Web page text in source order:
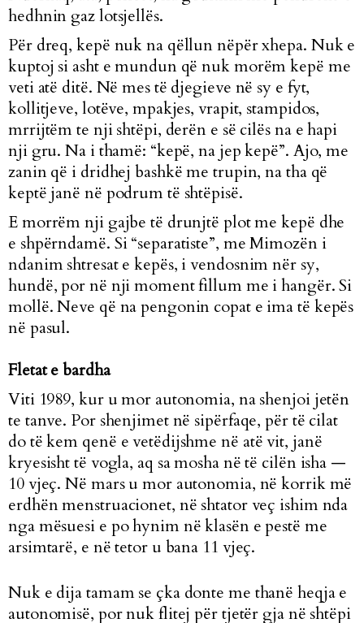
hedhnin gaz lotsjellës.
Për dreq, kepë nuk na qëllun nëpër xhepa. Nuk e
kuptoj si asht e mundun që nuk morëm kepë me
veti atë ditë. Në mes të djegieve në sy e fyt,
kollitjeve, lotëve, mpakjes, vrapit, stampidos,
mrrijtëm te nji shtëpi, derën e së cilës na e hapi
nji gru. Na i thamë: “kepë, na jep kepë”. Ajo, me
zanin që i dridhej bashkë me trupin, na tha që
keptë janë në podrum të shtëpisë.
E morrëm nji gajbe të drunjtë plot me kepë dhe
e shpërndamë. Si “separatiste”, me Mimozën i
ndanim shtresat e kepës, i vendosnim nër sy,
hundë, por në nji moment fillum me i hangër. Si
mollë. Neve që na pengonin copat e ima të kepës
në pasul.
Fletat e bardha
Viti 1989, kur u mor autonomia, na shenjoi jetën
te tanve. Por shenjimet në sipërfaqe, për të cilat
do të kem qenë e vetëdijshme në atë vit, janë
kryesisht të vogla, aq sa mosha në të cilën isha —
10 vjeç. Në mars u mor autonomia, në korrik më
erdhën menstruacionet, në shtator veç ishim nda
nga mësuesi e po hynim në klasën e pestë me
arsimtarë, e në tetor u bana 11 vjeç.
Nuk e dija tamam se çka donte me thanë heqja e
autonomisë, por nuk flitej për tjetër gja në shtëpi